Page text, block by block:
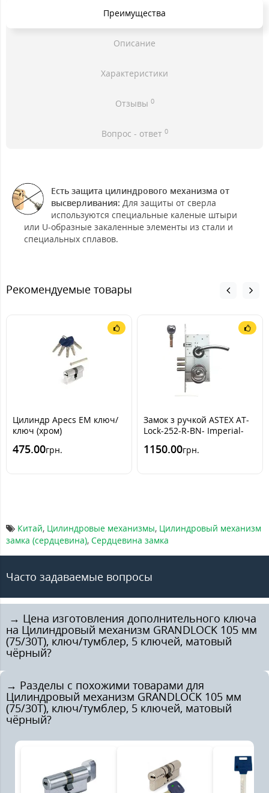
Преимущества
Описание
Характеристики
Отзывы 0
Вопрос - ответ 0
Есть защита цилиндрового механизма от
высверливания: Для защиты от сверла
используются специальные каленые штыри
или U-образные закаленные элементы из стали и
специальных сплавов.
Рекомендуемые товары
Цилиндр Apecs EM ключ/
ключ (хром)
475.00грн.
Замок з ручкой ASTEX AT-
Lock-252-R-BN- Imperial-
врезная броненакладка
1150.00грн.
Китай, Цилиндровые механизмы, Цилиндровый механизм
замка (сердцевина), Сердцевина замка
Часто задаваемые вопросы
️ → Цена изготовления дополнительного ключа
на Цилиндровый механизм GRANDLOCK 105 мм
(75/30Т), ключ/тумблер, 5 ключей, матовый
чёрный?
→ Разделы с похожими товарами для
Цилиндровый механизм GRANDLOCK 105 мм
(75/30Т), ключ/тумблер, 5 ключей, матовый
чёрный?